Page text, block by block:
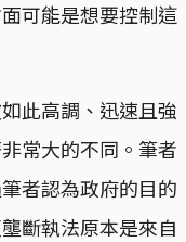
可能是想要控制這
此高調、迅速且強
常大的不同。筆者
者認為政府的目的
斷執法原本是來自